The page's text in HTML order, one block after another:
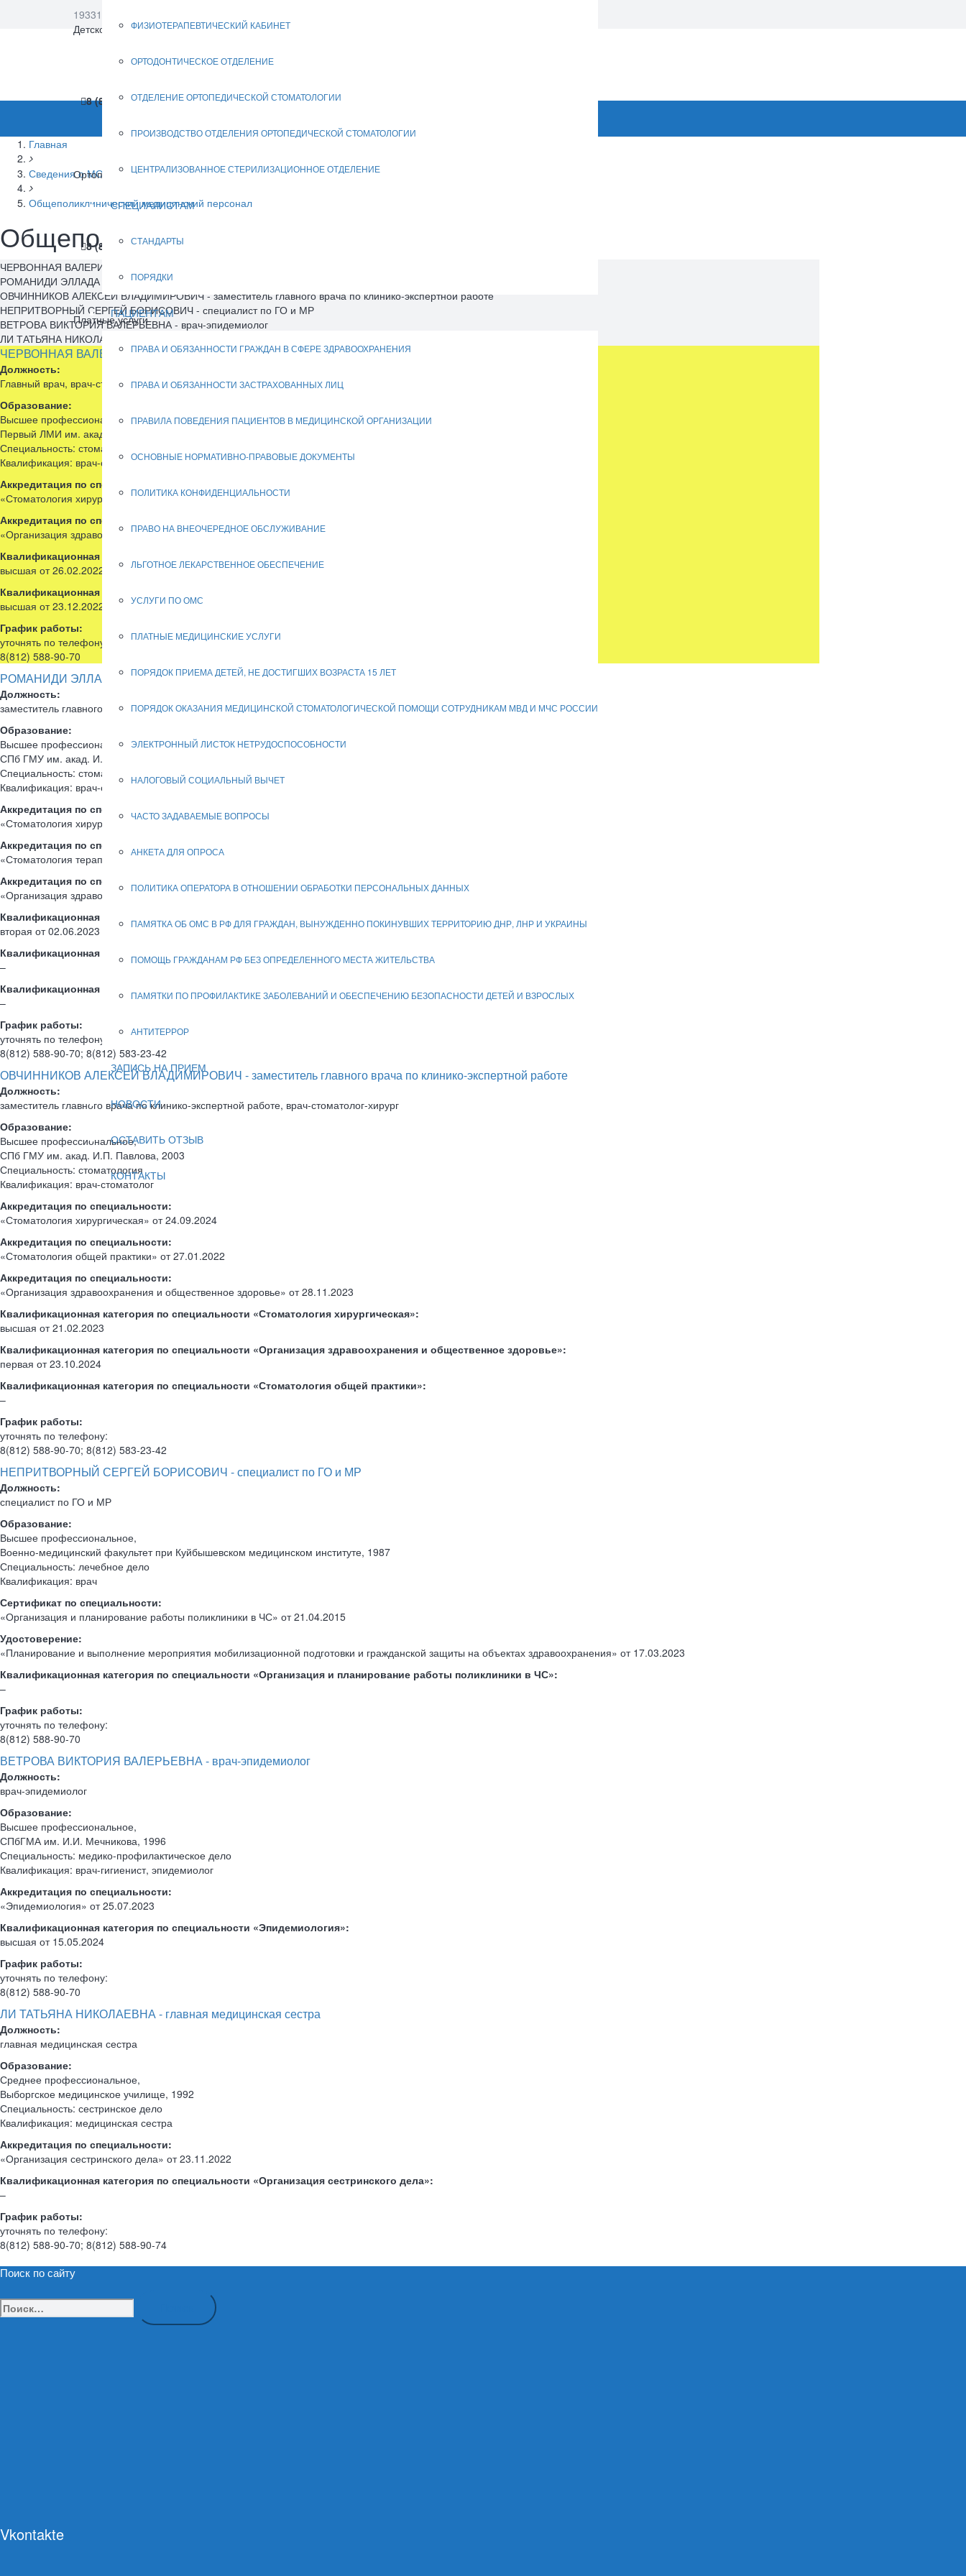
193312, Санкт-Петербург, Солидарности пр., д. 12, к. 1
Детское отделение (ОМС)
8 (812) 583-17-88
Ортопедическое отделение
8 (812) 588-37-72
Платные услуги
Версия для слабовидящих
ДОСТУПНАЯ СРЕДА
ФИЗИОТЕРАПЕВТИЧЕСКИЙ КАБИНЕТ
ОРТОДОНТИЧЕСКОЕ ОТДЕЛЕНИЕ
ОТДЕЛЕНИЕ ОРТОПЕДИЧЕСКОЙ СТОМАТОЛОГИИ
ПРОИЗВОДСТВО ОТДЕЛЕНИЯ ОРТОПЕДИЧЕСКОЙ СТОМАТОЛОГИИ
ЦЕНТРАЛИЗОВАННОЕ СТЕРИЛИЗАЦИОННОЕ ОТДЕЛЕНИЕ
СПЕЦИАЛИСТАМ
СТАНДАРТЫ
ПОРЯДКИ
ПАЦИЕНТАМ
ПРАВА И ОБЯЗАННОСТИ ГРАЖДАН В СФЕРЕ ЗДРАВООХРАНЕНИЯ
ПРАВА И ОБЯЗАННОСТИ ЗАСТРАХОВАННЫХ ЛИЦ
ПРАВИЛА ПОВЕДЕНИЯ ПАЦИЕНТОВ В МЕДИЦИНСКОЙ ОРГАНИЗАЦИИ
ОСНОВНЫЕ НОРМАТИВНО-ПРАВОВЫЕ ДОКУМЕНТЫ
ПОЛИТИКА КОНФИДЕНЦИАЛЬНОСТИ
ПРАВО НА ВНЕОЧЕРЕДНОЕ ОБСЛУЖИВАНИЕ
ЛЬГОТНОЕ ЛЕКАРСТВЕННОЕ ОБЕСПЕЧЕНИЕ
УСЛУГИ ПО ОМС
ПЛАТНЫЕ МЕДИЦИНСКИЕ УСЛУГИ
ПОРЯДОК ПРИЕМА ДЕТЕЙ, НЕ ДОСТИГШИХ ВОЗРАСТА 15 ЛЕТ
ПОРЯДОК ОКАЗАНИЯ МЕДИЦИНСКОЙ СТОМАТОЛОГИЧЕСКОЙ ПОМОЩИ СОТРУДНИКАМ МВД И МЧС РОССИИ
ЭЛЕКТРОННЫЙ ЛИСТОК НЕТРУДОСПОСОБНОСТИ
НАЛОГОВЫЙ СОЦИАЛЬНЫЙ ВЫЧЕТ
ЧАСТО ЗАДАВАЕМЫЕ ВОПРОСЫ
АНКЕТА ДЛЯ ОПРОСА
ПОЛИТИКА ОПЕРАТОРА В ОТНОШЕНИИ ОБРАБОТКИ ПЕРСОНАЛЬНЫХ ДАННЫХ
ПАМЯТКА ОБ ОМС В РФ ДЛЯ ГРАЖДАН, ВЫНУЖДЕННО ПОКИНУВШИХ ТЕРРИТОРИЮ ДНР, ЛНР И УКРАИНЫ
ПОМОЩЬ ГРАЖДАНАМ РФ БЕЗ ОПРЕДЕЛЕННОГО МЕСТА ЖИТЕЛЬСТВА
ПАМЯТКИ ПО ПРОФИЛАКТИКЕ ЗАБОЛЕВАНИЙ И ОБЕСПЕЧЕНИЮ БЕЗОПАСНОСТИ ДЕТЕЙ И ВЗРОСЛЫХ
АНТИТЕРРОР
ЗАПИСЬ НА ПРИЕМ
НОВОСТИ
ОСТАВИТЬ ОТЗЫВ
КОНТАКТЫ
Главная
Сведения о МО
Общеполиклинический медицинский персонал
Общеполиклинический медицинский персонал
ЧЕРВОННАЯ ВАЛЕРИЯ ГЕННАДЬЕВНА - главный врач
РОМАНИДИ ЭЛЛАДА ПЛАТОНОВНА - заместитель главного врача по медицинской части
ОВЧИННИКОВ АЛЕКСЕЙ ВЛАДИМИРОВИЧ - заместитель главного врача по клинико-экспертной работе
НЕПРИТВОРНЫЙ СЕРГЕЙ БОРИСОВИЧ - специалист по ГО и МР
ВЕТРОВА ВИКТОРИЯ ВАЛЕРЬЕВНА - врач-эпидемиолог
ЛИ ТАТЬЯНА НИКОЛАЕВНА - главная медицинская сестра
ЧЕРВОННАЯ ВАЛЕРИЯ ГЕННАДЬЕВНА - главный врач
Должность:
Главный врач, врач-стоматолог-хирург
Образование:
Высшее профессиональное,
Первый ЛМИ им. акад. И.П.Павлова, 1987
Специальность: стоматология
Квалификация: врач-стоматолог
Аккредитация по специальности:
«Стоматология хирургическая» от 28.03.2023
Аккредитация по специальности:
«Организация здравоохранения и общественное здоровье» от 25.11.2025
Квалификационная категория по специальности «Стоматология хирургическая»
высшая от 26.02.2022
Квалификационная категория по специальности
высшая от 23.12.2022
График работы:
уточнять по телефону:
8(812) 588-90-70
РОМАНИДИ ЭЛЛАДА ПЛАТОНОВНА - заместитель главного врача по медицинской части
Должность:
заместитель главного врача по медицинской части
Образование:
Высшее профессиональное,
СПб ГМУ им. акад. И.П. Павлова, 2002
Специальность: стоматология
Квалификация: врач-стоматолог
Аккредитация по специальности:
«Стоматология хирургическая» от 28.12.2021
Аккредитация по специальности:
«Стоматология терапевтическая» от 31.01.2022
Аккредитация по специальности:
«Организация здравоохранения и общественное здоровье» от 22.11.2022
Квалификационная категория по специальности «Организация здравоохранения и общественное здоровье»:
вторая от 02.06.2023
Квалификационная категория по специальности «Стоматология хирургическая»:
–
Квалификационная категория по специальности «Стоматология терапевтическая»
–
График работы:
уточнять по телефону:
8(812) 588-90-70; 8(812) 583-23-42
ОВЧИННИКОВ АЛЕКСЕЙ ВЛАДИМИРОВИЧ - заместитель главного врача по клинико-экспертной работе
Должность:
заместитель главного врача по клинико-экспертной работе, врач-стоматолог-хирург
Образование:
Высшее профессиональное,
СПб ГМУ им. акад. И.П. Павлова, 2003
Специальность: стоматология
Квалификация: врач-стоматолог
Аккредитация по специальности:
«Стоматология хирургическая» от 24.09.2024
Аккредитация по специальности:
«Стоматология общей практики» от 27.01.2022
Аккредитация по специальности:
«Организация здравоохранения и общественное здоровье» от 28.11.2023
Квалификационная категория по специальности «Стоматология хирургическая»:
высшая от 21.02.2023
Квалификационная категория по специальности «Организация здравоохранения и общественное здоровье»:
первая от 23.10.2024
Квалификационная категория по специальности «Стоматология общей практики»:
–
График работы:
уточнять по телефону:
8(812) 588-90-70; 8(812) 583-23-42
НЕПРИТВОРНЫЙ СЕРГЕЙ БОРИСОВИЧ - специалист по ГО и МР
Должность:
специалист по ГО и МР
Образование:
Высшее профессиональное,
Военно-медицинский факультет при Куйбышевском медицинском институте, 1987
Специальность: лечебное дело
Квалификация: врач
Сертификат по специальности:
«Организация и планирование работы поликлиники в ЧС» от 21.04.2015
Удостоверение:
«Планирование и выполнение мероприятия мобилизационной подготовки и гражданской защиты на объектах здравоохранения» от 17.03.2023
Квалификационная категория по специальности «Организация и планирование работы поликлиники в ЧС»:
–
График работы:
уточнять по телефону:
8(812) 588-90-70
ВЕТРОВА ВИКТОРИЯ ВАЛЕРЬЕВНА - врач-эпидемиолог
Должность:
врач-эпидемиолог
Образование:
Высшее профессиональное,
СПбГМА им. И.И. Мечникова, 1996
Специальность: медико-профилактическое дело
Квалификация: врач-гигиенист, эпидемиолог
Аккредитация по специальности:
«Эпидемиология» от 25.07.2023
Квалификационная категория по специальности «Эпидемиология»:
высшая от 15.05.2024
График работы:
уточнять по телефону:
8(812) 588-90-70
ЛИ ТАТЬЯНА НИКОЛАЕВНА - главная медицинская сестра
Должность:
главная медицинская сестра
Образование:
Среднее профессиональное,
Выборгское медицинское училище, 1992
Специальность: сестринское дело
Квалификация: медицинская сестра
Аккредитация по специальности:
«Организация сестринского дела» от 23.11.2022
Квалификационная категория по специальности «Организация сестринского дела»:
–
График работы:
уточнять по телефону:
8(812) 588-90-70; 8(812) 588-90-74
Поиск по сайту
Найти:
Vkontakte